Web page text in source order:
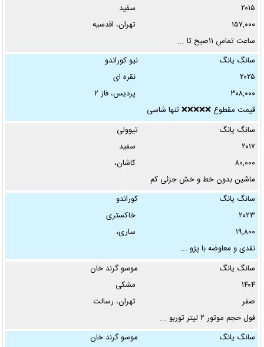
نوع معامله:
۲۰۱۵
سفید
۱۵۷,۰۰۰
تهران، اقدسیه
ساعت تماس ۱۱صبح تا ...
سانگ یانگ
نیو کوراندو
۲۰۲۵
نقره ای
۳۰۸,۰۰۰
پردیس، فاز ۲
قیمت مقطوع ❌❌❌❌❌ تنها شاسی
...
سانگ یانگ
تیوولی
۲۰۱۷
سفید
۸۰,۰۰۰
کاشان،
ماشین بدون خط و خش جزئی کم
...
سانگ یانگ
کوراندو
۲۰۲۳
خاکستری
۱۹,۸۰۰
ساری،
نقدی و معاوضه با پژو ...
سانگ یانگ
موسو گرند خان
۱۴۰۴
مشکی
صفر
تهران، رسالت
فول حجم موتور ۲ لیتر توربو ...
سانگ یانگ
موسو گرند خان